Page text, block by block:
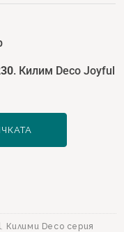
. Килим Deco Joyful
Килими Deco серия